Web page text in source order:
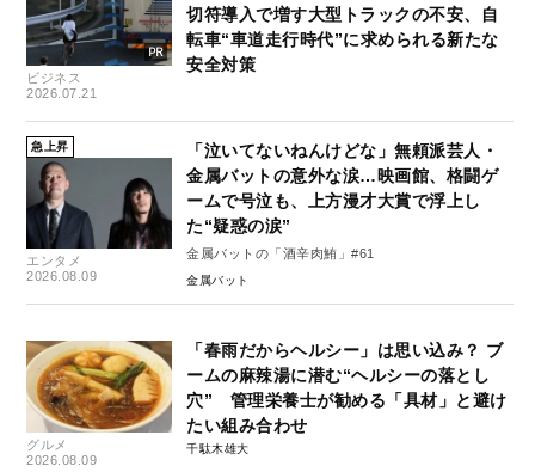
ビジネス
2026.07.21
切符導入で増す大型トラックの不安、自
転車“車道走行時代”に求められる新たな
安全対策
急上昇
エンタメ
2026.08.09
「泣いてないねんけどな」無頼派芸人・
金属バットの意外な涙…映画館、格闘ゲ
ームで号泣も、上方漫才大賞で浮上し
た“疑惑の涙”
金属バットの「酒辛肉鮪」#61
金属バット
グルメ
2026.08.09
「春雨だからヘルシー」は思い込み？ ブ
ームの麻辣湯に潜む“ヘルシーの落とし
穴” 管理栄養士が勧める「具材」と避け
たい組み合わせ
千駄木雄大